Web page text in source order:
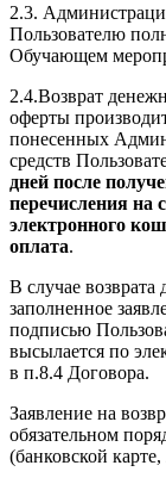
2.3.
Пользователю
Обучающем
2.4.Возврат
оферты
понесенных
средств
дней после
перечисления на
электронного
оплата.
В случае
заполненное
подписью
высылается по
в п.8.4 Договора.
Заявление на
обязательном
(банковской